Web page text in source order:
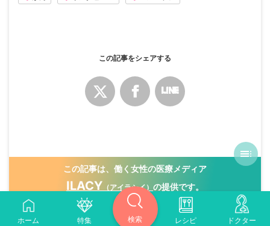
この記事をシェアする
この記事は、働く女性の医療メディア
ILACY （アイラシイ） の提供です。
検索
ホーム 特集 レシピ ドクター